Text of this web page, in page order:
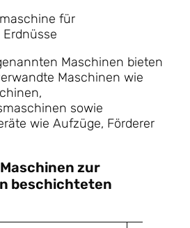
für
Maschinen bieten
Maschinen wie
sowie
wie Aufzüge, Förderer
zur
beschichteten